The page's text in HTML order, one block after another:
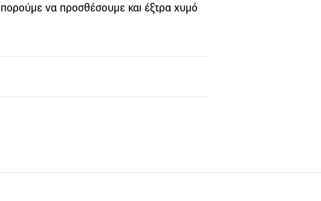
να προσθέσουμε και έξτρα χυμό